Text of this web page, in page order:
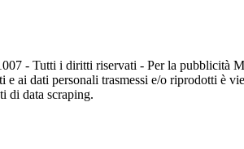
- Tutti i diritti riservati - Per la pubblicità
e ai dati personali trasmessi e/o riprodotti è
di data scraping.